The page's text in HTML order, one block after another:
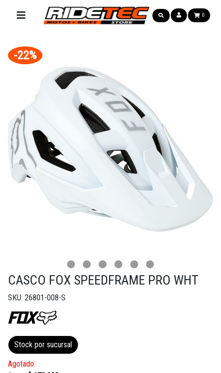
0
-22%
CASCO FOX SPEEDFRAME PRO WHT
SKU: 26801-008-S
Stock por sucursal
Agotado.